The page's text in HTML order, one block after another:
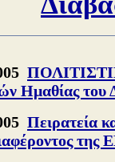
Ημαθίας του
Πειρατεία
της